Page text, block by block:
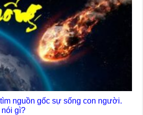
nguồn gốc sự sống con người.
gì?